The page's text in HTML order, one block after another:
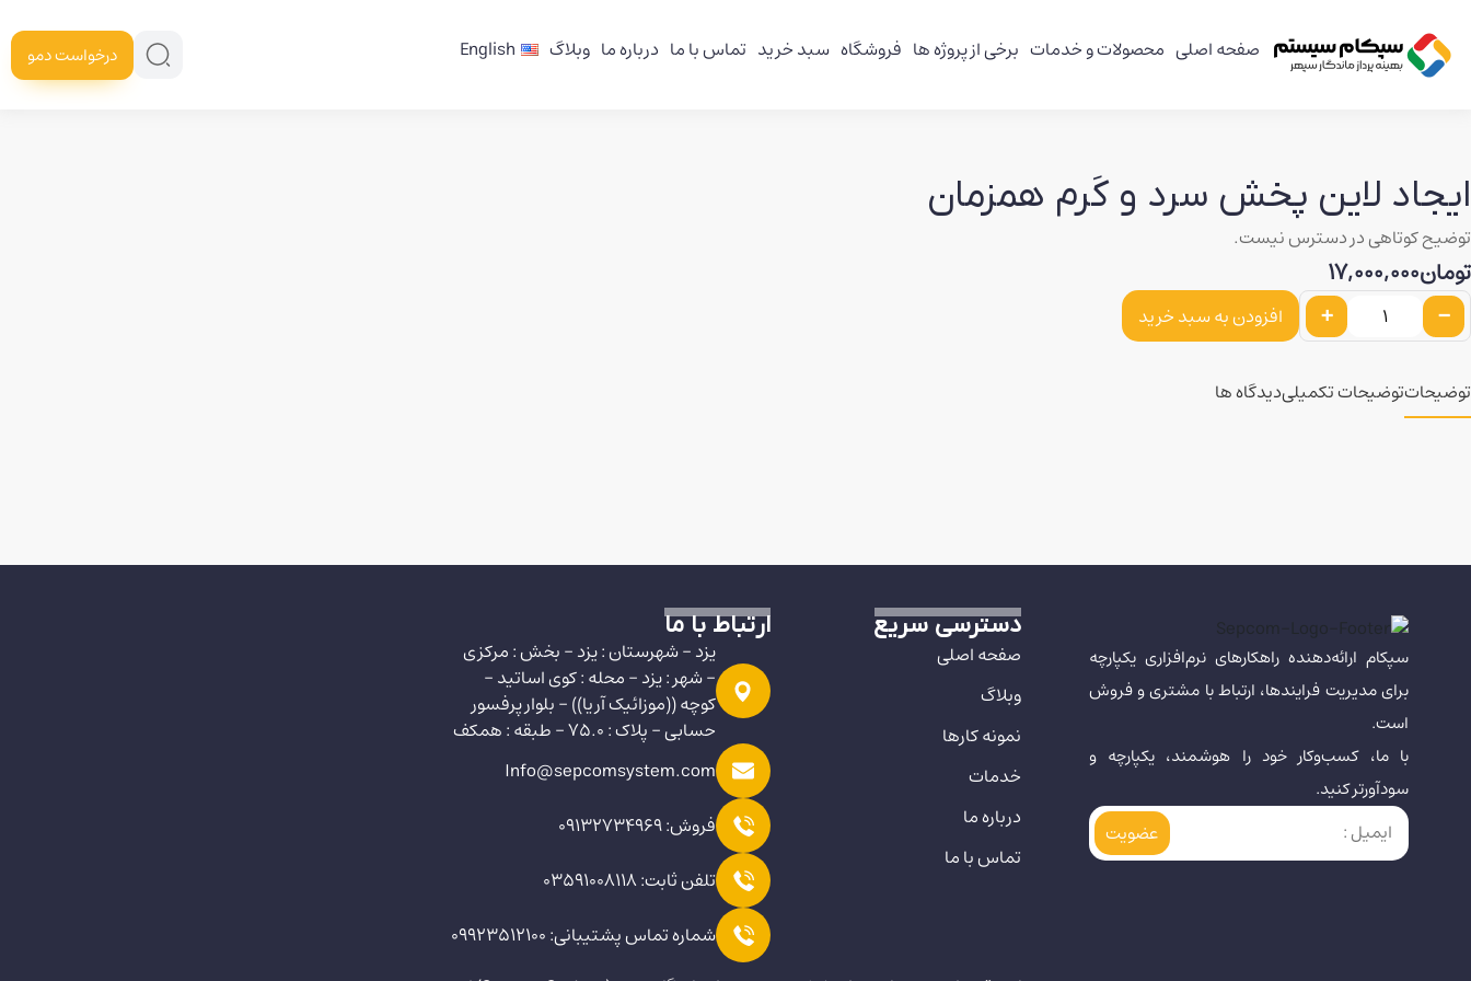
درخواست دمو صفحه اصلی محصولات و خدمات برخی از پروژه ها فروشگاه سبد خرید تماس با ما درباره ما وبلاگ English
ايجاد لاين پخش سرد و كَرم همزمان
توضیح کوتاهی در دسترس نیست.
تومان17,000,000
-
+ افزودن به سبد خرید
توضیحاتتوضیحات تکمیلیدیدگاه ها
سپکام ارائه‌دهنده راهکارهای نرم‌افزاری یکپارچه
برای مدیریت فرایندها، ارتباط با مشتری و فروش
است.
با ما، کسب‌وکار خود را هوشمند، یکپارچه و
سودآورتر کنید.
دسترسی سریع
صفحه اصلی
وبلاگ
نمونه کارها
خدمات
درباره ما
تماس با ما
ارتباط با ما
یزد - شهرستان : یزد - بخش : مرکزی
- شهر : یزد - محله : کوی اساتید -
کوچه ((موزائیک آریا)) - بلوار پرفسور
حسابی - پلاک : 75.0 - طبقه : همکف
Info@sepcomsystem.com
فروش: 09132734969
تلفن ثابت: 03591008118
شماره تماس پشتیبانی: 09923512100